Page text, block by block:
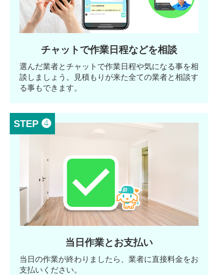
チャットで作業日程などを相談
選んだ業者とチャットで作業日程や気になる事を相
談しましょう。見積もりが来た全ての業者と相談す
る事もできます。
STEP ❹
当日作業とお支払い
当日の作業が終わりましたら、業者に直接料金をお
支払いください。